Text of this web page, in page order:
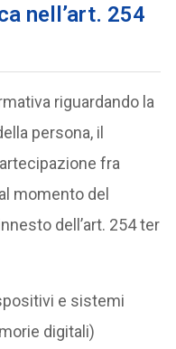
nell’art. 254
riguardando la
persona, il
fra
momento del
dell’art. 254 ter
e sistemi
digitali)